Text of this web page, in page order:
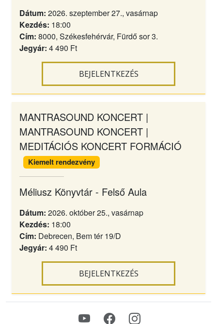
Dátum: 2026. szeptember 27., vasárnap
Kezdés: 18:00
Cím: 8000, Székesfehérvár, Fürdő sor 3.
Jegyár: 4 490 Ft
BEJELENTKEZÉS
MANTRASOUND KONCERT |
MANTRASOUND KONCERT |
MEDITÁCIÓS KONCERT FORMÁCIÓ
Kiemelt rendezvény
Méliusz Könyvtár - Felső Aula
Dátum: 2026. október 25., vasárnap
Kezdés: 18:00
Cím: Debrecen, Bem tér 19/D
Jegyár: 4 490 Ft
BEJELENTKEZÉS